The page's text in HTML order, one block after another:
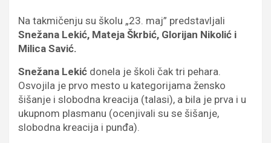
Na takmičenju su školu „23. maj” predstavljali
Snežana Lekić, Mateja Škrbić, Glorijan Nikolić i
Milica Savić.
Snežana Lekić donela je školi čak tri pehara.
Osvojila je prvo mesto u kategorijama žensko
šišanje i slobodna kreacija (talasi), a bila je prva i u
ukupnom plasmanu (ocenjivali su se šišanje,
slobodna kreacija i punđa).